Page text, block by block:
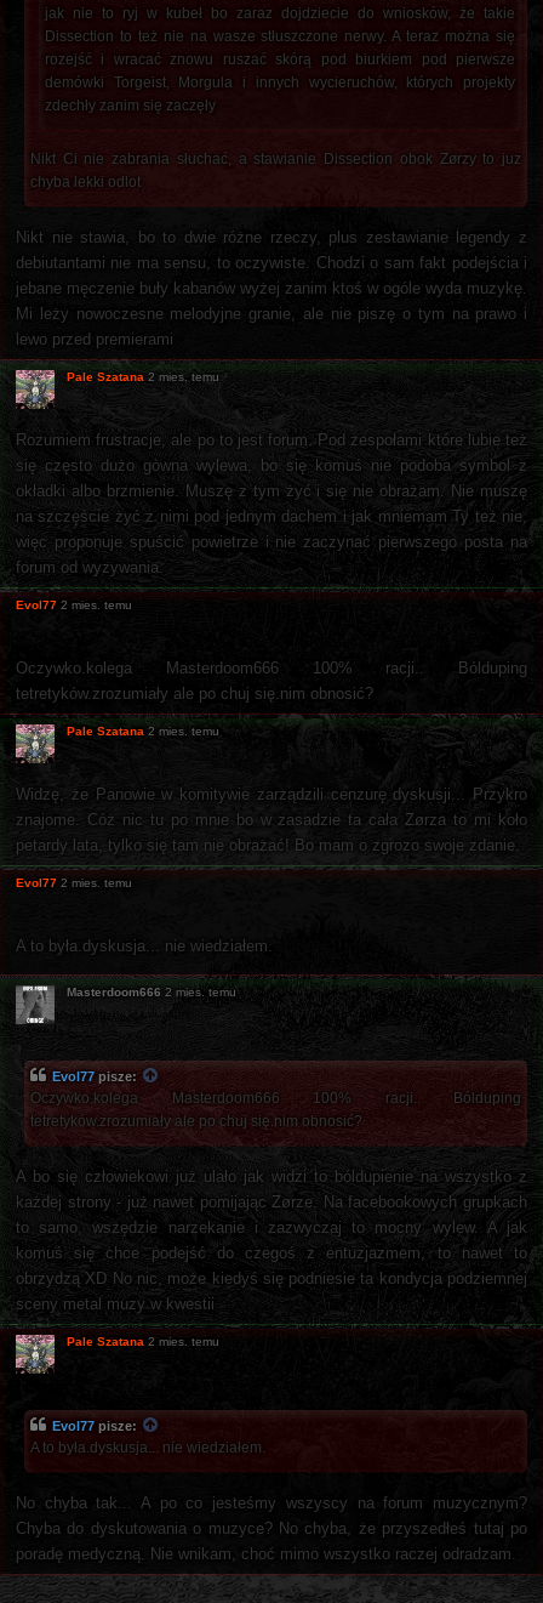
jak nie to ryj w kubeł bo zaraz dojdziecie do wniosków, że takie
Dissection to też nie na wasze stłuszczone nerwy. A teraz można się
rozejść i wracać znowu ruszać skórą pod biurkiem pod pierwsze
demówki Torgeist, Morgula i innych wycieruchów, których projekty
zdechły zanim się zaczęły
Nikt Ci nie zabrania słuchać, a stawianie Dissection obok Zørzy to juz
chyba lekki odlot
Nikt nie stawia, bo to dwie różne rzeczy, plus zestawianie legendy z
debiutantami nie ma sensu, to oczywiste. Chodzi o sam fakt podejścia i
jebane męczenie buły kabanów wyżej zanim ktoś w ogóle wyda muzykę.
Mi leży nowoczesne melodyjne granie, ale nie piszę o tym na prawo i
lewo przed premierami
Pale Szatana 2 mies. temu
Rozumiem frustracje, ale po to jest forum. Pod zespołami które lubie też
się często dużo gòwna wylewa, bo się komuś nie podoba symbol z
okładki albo brzmienie. Muszę z tym żyć i się nie obrażam. Nie muszę
na szczęście żyć z nimi pod jednym dachem i jak mniemam Ty też nie,
więc proponuje spuścić powietrze i nie zaczynać pierwszego posta na
forum od wyzywania.
Evol77 2 mies. temu
Oczywko.kolega Masterdoom666 100% racji.. Bólduping
tetretyków.zrozumiały ale po chuj się.nim obnosić?
Pale Szatana 2 mies. temu
Widzę, że Panowie w komitywie zarządzili cenzurę dyskusji... Przykro
znajome. Cóż nic tu po mnie bo w zasadzie ta cała Zørza to mi koło
petardy lata, tylko się tam nie obrażać! Bo mam o zgrozo swoje zdanie.
Evol77 2 mies. temu
A to była.dyskusja... nie wiedziałem.
Masterdoom666 2 mies. temu
Evol77 pisze:
Oczywko.kolega Masterdoom666 100% racji.. Bólduping
tetretyków.zrozumiały ale po chuj się.nim obnosić?
A bo się człowiekowi już ulało jak widzi to bóldupienie na wszystko z
każdej strony - już nawet pomijając Zørze. Na facebookowych grupkach
to samo, wszędzie narzekanie i zazwyczaj to mocny wylew. A jak
komuś się chce podejść do czegoś z entuzjazmem, to nawet to
obrzydzą XD No nic, może kiedyś się podniesie ta kondycja podziemnej
sceny metal muzy w kwestii
Pale Szatana 2 mies. temu
Evol77 pisze:
A to była.dyskusja... nie wiedziałem.
No chyba tak... A po co jesteśmy wszyscy na forum muzycznym?
Chyba do dyskutowania o muzyce? No chyba, że przyszedłeś tutaj po
poradę medyczną. Nie wnikam, choć mimo wszystko raczej odradzam.